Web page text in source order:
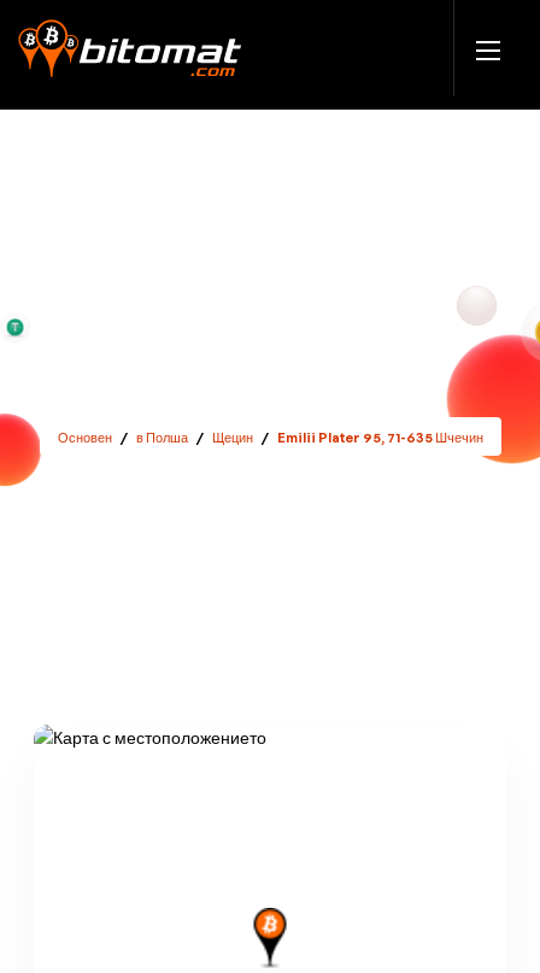
Основен / в Полша / Щецин / Emilii Plater 95, 71-635 Шчечин